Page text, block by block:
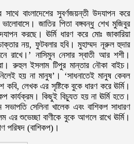
বাংলাদেশের সুবর্ণজয়ন্তী উদযাপন করে
ভালোবাসে। জাতির পিতা বঙ্গবন্ধু শেখ মুজিবুর
করছে। ঊর্মি ধারণ করে মোঃ জাকারিয়া
নয়, ফুটবলার হবি। মুহাম্মদ নূরুল হুদার
রাখে।’ নাসিমুন নেসার স্বাতী আর শশী।
রুহুল ইসলাম টিপুর মান্তার নৌকা বাইচ।
হয় না মানুষ’। ‘সাধনাতেই মানুষ কেবল
লেখক এর সৃষ্টিকে বুকে ধারণ করে ঊর্মি।
কার্যক্রম। কিছুই বিচ্যুত হয় না ঊর্মি হতে।
সেলিনা খালেক এবং বাশিকপ সাধারণ
শুভেচ্ছা বাণীকে বুকে আগলে রাখে ঊর্মি।
পরিষদ (বাশিকপ)।